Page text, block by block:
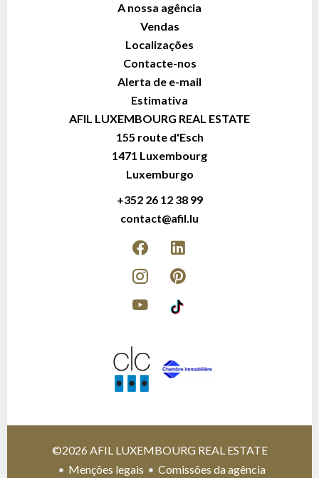
A nossa agência
Vendas
Localizações
Contacte-nos
Alerta de e-mail
Estimativa
AFIL LUXEMBOURG REAL ESTATE
155 route d'Esch
1471 Luxembourg
Luxemburgo
+352 26 12 38 99
contact@afil.lu
©2026 AFIL LUXEMBOURG REAL ESTATE
Menções legais
Comissões da agência